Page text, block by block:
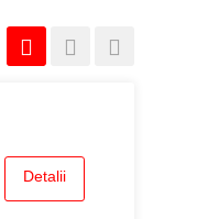
Detalii